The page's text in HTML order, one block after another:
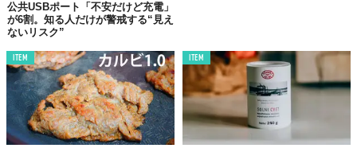
公共USBポート「不安だけど充電」
が6割。知る人だけが警戒する“見え
ないリスク”
ITEM ITEM